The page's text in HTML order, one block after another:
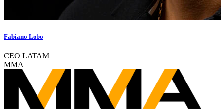
Fabiano Lobo
CEO LATAM
MMA